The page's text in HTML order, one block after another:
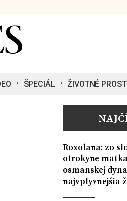
ŠPECIÁL ŽIVOTNÉ
Roxolana: zo
otrokyne matka
osmanskej
najvplyvnejšia